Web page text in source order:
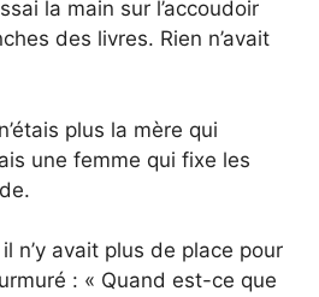
la main sur l’accoudoir
des livres. Rien n’avait
plus la mère qui
une femme qui fixe les
n’y avait plus de place pour
: « Quand est-ce que